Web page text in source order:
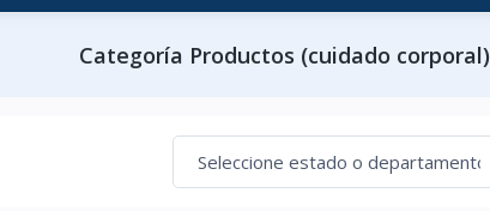
Categoría Productos (cuidado corporal)